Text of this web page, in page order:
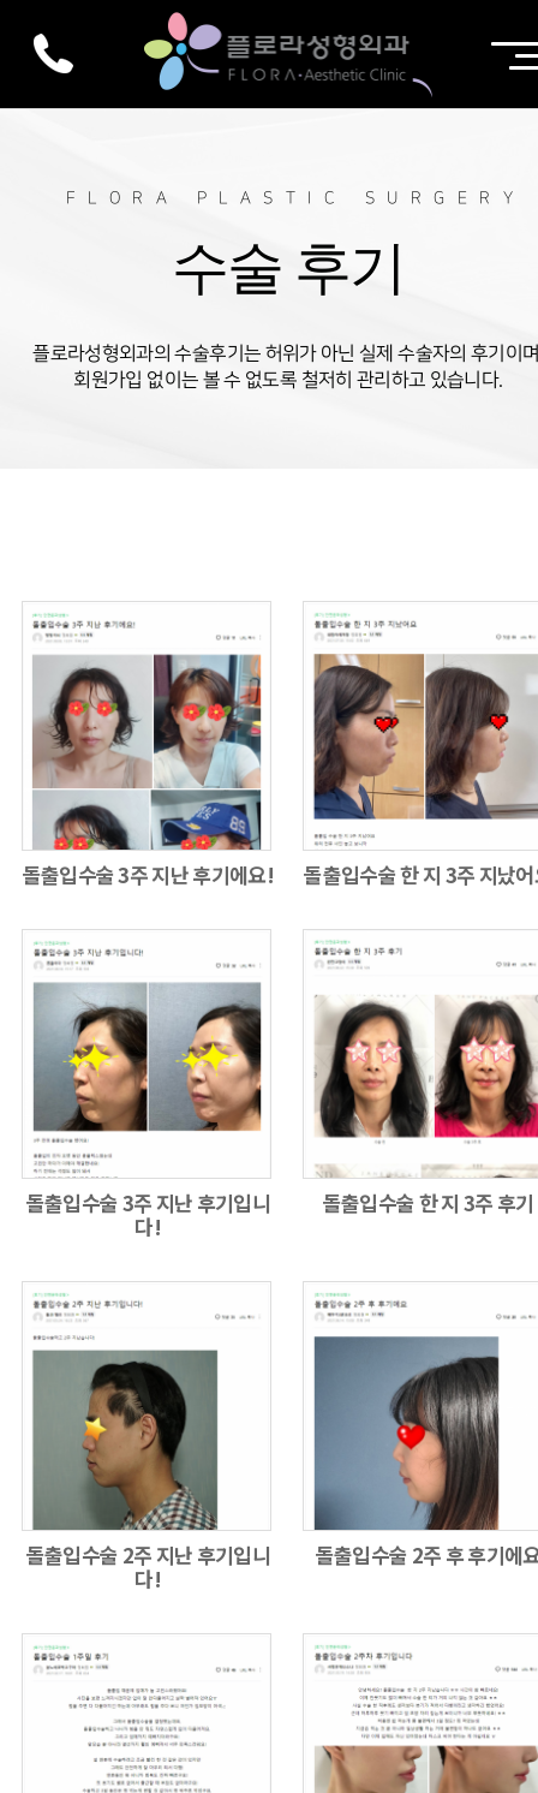
FLORA PLASTIC SURGERY
수술 후기
플로라성형외과의 수술후기는 허위가 아닌 실제 수술자의 후기이
회원가입 없이는 볼 수 없도록 철저히 관리하고 있습니다.
돌출입수술 3주 지난 후기에요! 돌출입수술 한 지 3주 지났
돌출입수술 3주 지난 후기입니
다!
돌출입수술 한 지 3주 후기
돌출입수술 2주 지난 후기입니
다!
돌출입수술 2주 후 후기에